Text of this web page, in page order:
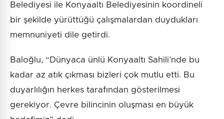
Belediyesi ile Konyaaltı Belediyesinin koordineli
bir şekilde yürüttüğü çalışmalardan duydukları
memnuniyeti dile getirdi.
Baloğlu, “Dünyaca ünlü Konyaaltı Sahili’nde bu
kadar az atık çıkması bizleri çok mutlu etti. Bu
duyarlılığın herkes tarafından gösterilmesi
gerekiyor. Çevre bilincinin oluşması en büyük